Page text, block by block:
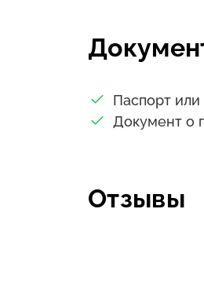
Паспорт
Документ о
Отзывы